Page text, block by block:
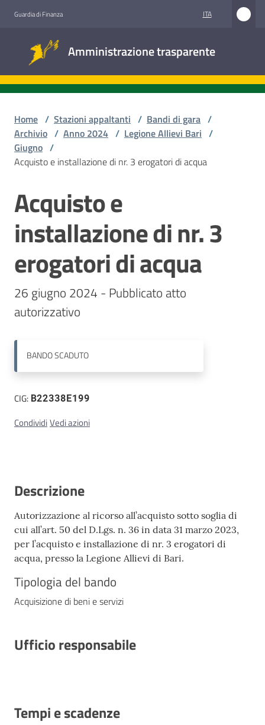
Guardia di Finanza ITA
Amministrazione trasparente
trasparente
Accesso
civico
Stazioni
appaltanti
Contatti
Home / Stazioni appaltanti / Bandi di gara /
Archivio / Anno 2024 / Legione Allievi Bari /
Giugno /
Acquisto e installazione di nr. 3 erogatori di acqua
Salta al contenuto
Acquisto e
installazione di nr. 3
erogatori di acqua
26 giugno 2024 - Pubblicato atto
autorizzativo
BANDOSCADUTO
CIG: B22338E199
CondividiVedi azioni
Descrizione
Autorizzazione al ricorso all’acquisto sotto soglia di
cui all’art. 50 del D.Lgs. n. 36 in data 31 marzo 2023,
per l’acquisto e installazione di nr. 3 erogatori di
acqua, presso la Legione Allievi di Bari.
Tipologia del bando
Acquisizione di beni e servizi
Ufficio responsabile
Tempi e scadenze